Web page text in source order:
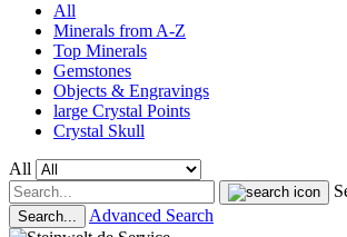
All
Minerals from A-Z
Top Minerals
Gemstones
Objects & Engravings
large Crystal Points
Crystal Skull
All
Search... Advanced Search